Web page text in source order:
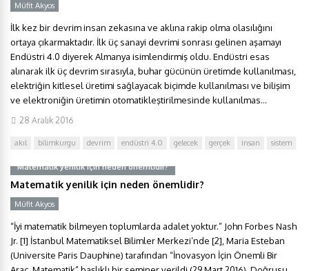
Müfit Akyos
İlk kez bir devrim insan zekasına ve aklına rakip olma olasılığını
ortaya çıkarmaktadır. İlk üç sanayi devrimi sonrası gelinen aşamayı
Endüstri 4.0 diyerek Almanya isimlendirmiş oldu. Endüstri esas
alınarak ilk üç devrim sırasıyla, buhar gücünün üretimde kullanılması,
elektriğin kitlesel üretimi sağlayacak biçimde kullanılması ve bilişim
ve elektroniğin üretimin otomatikleştirilmesinde kullanılmas...
28 Aralık 2016
akıl bilimkurgu devrim endüstri 4.0 gelecek gerçek insan sistem
Matematik yenilik için neden önemlidir?
Matematik yenilik için neden önemlidir?
Müfit Akyos
“İyi matematik bilmeyen toplumlarda adalet yoktur.” John Forbes Nash
Jr. [1] İstanbul Matematiksel Bilimler Merkezi’nde [2], Maria Esteban
(Universite Paris Dauphine) tarafından “İnovasyon İçin Önemli Bir